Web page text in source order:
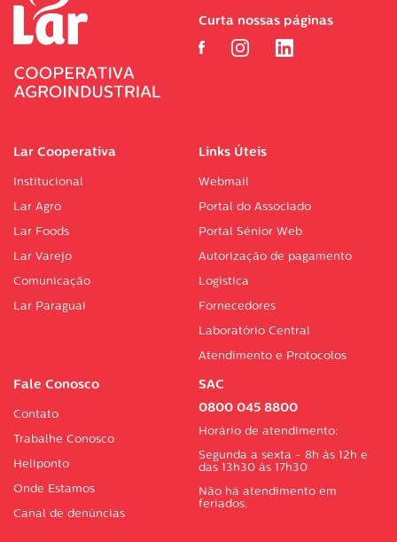
Lar Cooperativa
Institucional
Lar Agro
Lar Foods
Lar Varejo
Comunicação
Lar Paraguai
Links Úteis
Webmail
Portal do Associado
Portal Sénior Web
Autorização de pagamento
Logística
Fornecedores
Laboratório Central
Atendimento e Protocolos
Fale Conosco
Contato
Trabalhe Conosco
Heliponto
Onde Estamos
Canal de denúncias
SAC
0800 045 8800
Horário de atendimento:
Segunda a sexta - 8h às 12h e
das 13h30 às 17h30
Não há atendimento em
feriados.
Curta nossas páginas